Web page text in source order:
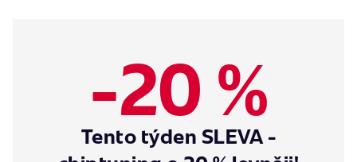
-20 %
Tento týden SLEVA -